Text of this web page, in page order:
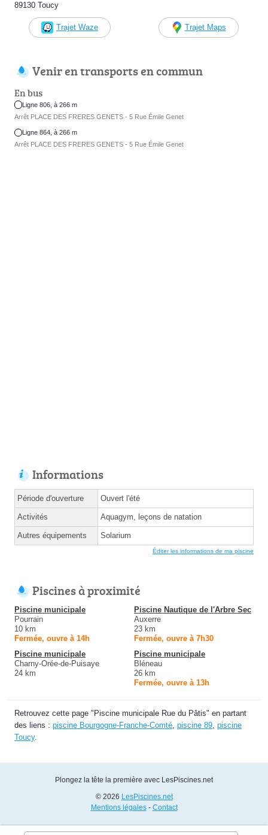
89130 Toucy
Trajet Waze Trajet Maps
Venir en transports en commun
En bus
Ligne 806, à 266 m
Arrêt PLACE DES FRERES GENETS - 5 Rue Émile Genet
Ligne 864, à 266 m
Arrêt PLACE DES FRERES GENETS - 5 Rue Émile Genet
Informations
Période d'ouverture Ouvert l'été
Activités Aquagym, leçons de natation
Autres équipements Solarium
Éditer les informations de ma piscine
Piscines à proximité
Piscine municipale
Pourrain
10 km
Fermée, ouvre à 14h
Piscine Nautique de l'Arbre Sec
Auxerre
23 km
Fermée, ouvre à 7h30
Piscine municipale
Charny-Orée-de-Puisaye
24 km
Piscine municipale
Bléneau
26 km
Fermée, ouvre à 13h
Retrouvez cette page "Piscine municipale Rue du Pâtis" en partant
des liens : piscine Bourgogne-Franche-Comté, piscine 89, piscine
Toucy.
Plongez la tête la première avec LesPiscines.net
© 2026 LesPiscines.net
Mentions légales- Contact